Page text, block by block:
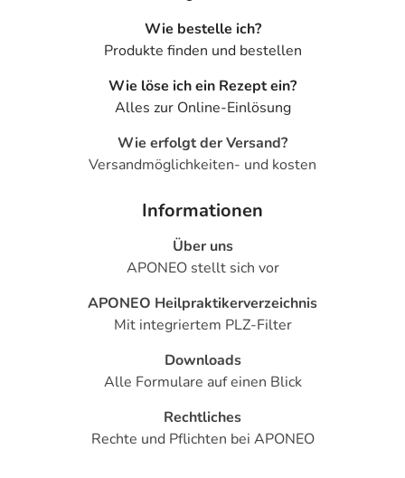
Wie bestelle ich?
Produkte finden und bestellen
Wie löse ich ein Rezept ein?
Alles zur Online-Einlösung
Wie erfolgt der Versand?
Versandmöglichkeiten- und kosten
Informationen
Über uns
APONEO stellt sich vor
APONEO Heilpraktikerverzeichnis
Mit integriertem PLZ-Filter
Downloads
Alle Formulare auf einen Blick
Rechtliches
Rechte und Pflichten bei APONEO